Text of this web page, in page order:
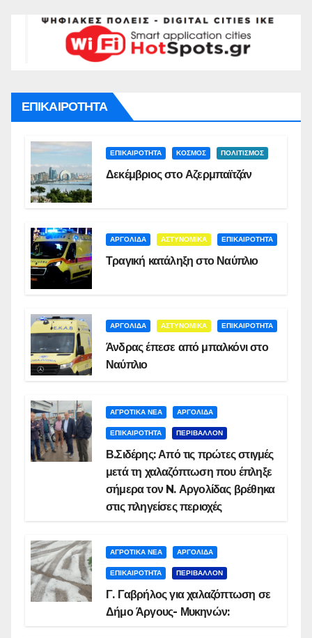
ΕΠΙΚΑΙΡΟΤΗΤΑ
ΕΠΙΚΑΙΡΟΤΗΤΑ ΚΟΣΜΟΣ ΠΟΛΙΤΙΣΜΟΣ
Δεκέμβριος στο Αζερμπαϊτζάν
ΑΡΓΟΛΙΔΑ ΑΣΤΥΝΟΜΙΚΑ ΕΠΙΚΑΙΡΟΤΗΤΑ
Τραγική κατάληξη στο Ναύπλιο
ΑΡΓΟΛΙΔΑ ΑΣΤΥΝΟΜΙΚΑ ΕΠΙΚΑΙΡΟΤΗΤΑ
Άνδρας έπεσε από μπαλκόνι στο
Ναύπλιο
ΑΓΡΟΤΙΚΑ ΝΕΑ ΑΡΓΟΛΙΔΑ
ΕΠΙΚΑΙΡΟΤΗΤΑ ΠΕΡΙΒΑΛΛΟΝ
Β.Σιδέρης: Από τις πρώτες στιγμές
μετά τη χαλαζόπτωση που έπληξε
σήμερα τον N. Αργολίδας βρέθηκα
στις πληγείσες περιοχές
ΑΓΡΟΤΙΚΑ ΝΕΑ ΑΡΓΟΛΙΔΑ
ΕΠΙΚΑΙΡΟΤΗΤΑ ΠΕΡΙΒΑΛΛΟΝ
Γ. Γαβρήλος για χαλαζόπτωση σε
Δήμο Άργους- Μυκηνών: